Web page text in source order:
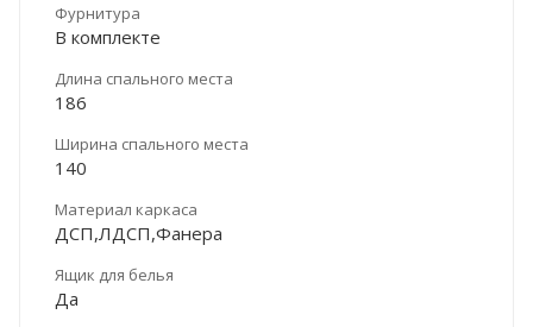
Фурнитура
В комплекте
Длина спального места
186
Ширина спального места
140
Материал каркаса
ДСП,ЛДСП,Фанера
Ящик для белья
Да